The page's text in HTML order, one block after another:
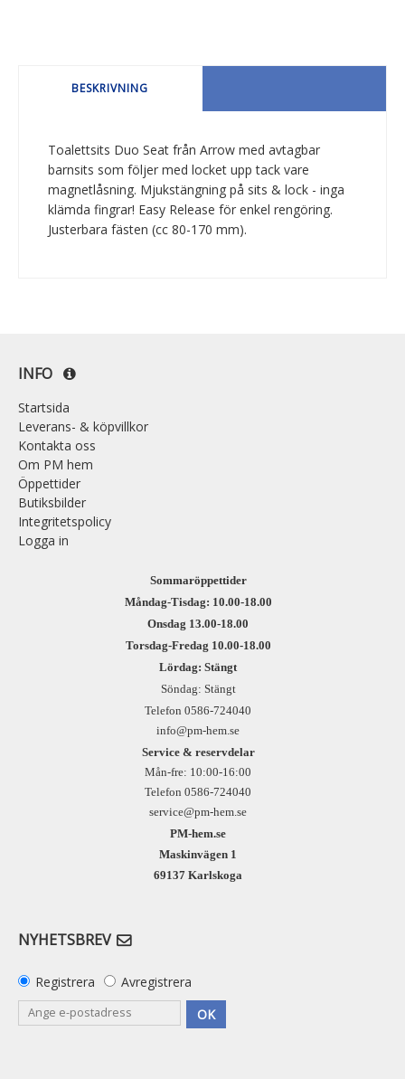
BESKRIVNING
Toalettsits Duo Seat från Arrow med avtagbar
barnsits som följer med locket upp tack vare
magnetlåsning. Mjukstängning på sits & lock - inga
klämda fingrar! Easy Release för enkel rengöring.
Justerbara fästen (cc 80-170 mm).
INFO
Startsida
Leverans- & köpvillkor
Kontakta oss
Om PM hem
Öppettider
Butiksbilder
Integritetspolicy
Logga in
Sommaröppettider
Måndag-Tisdag: 10.00-18.00
Onsdag 13.00-18.00
Torsdag-Fredag 10.00-18.00
Lördag: Stängt
Söndag: Stängt
Telefon 0586-724040
info@pm-hem.se
Service & reservdelar
Mån-fre: 10:00-16:00
Telefon 0586-724040
service@pm-hem.se
PM-hem.se
Maskinvägen 1
69137 Karlskoga
NYHETSBREV
Registrera
Avregistrera
OK